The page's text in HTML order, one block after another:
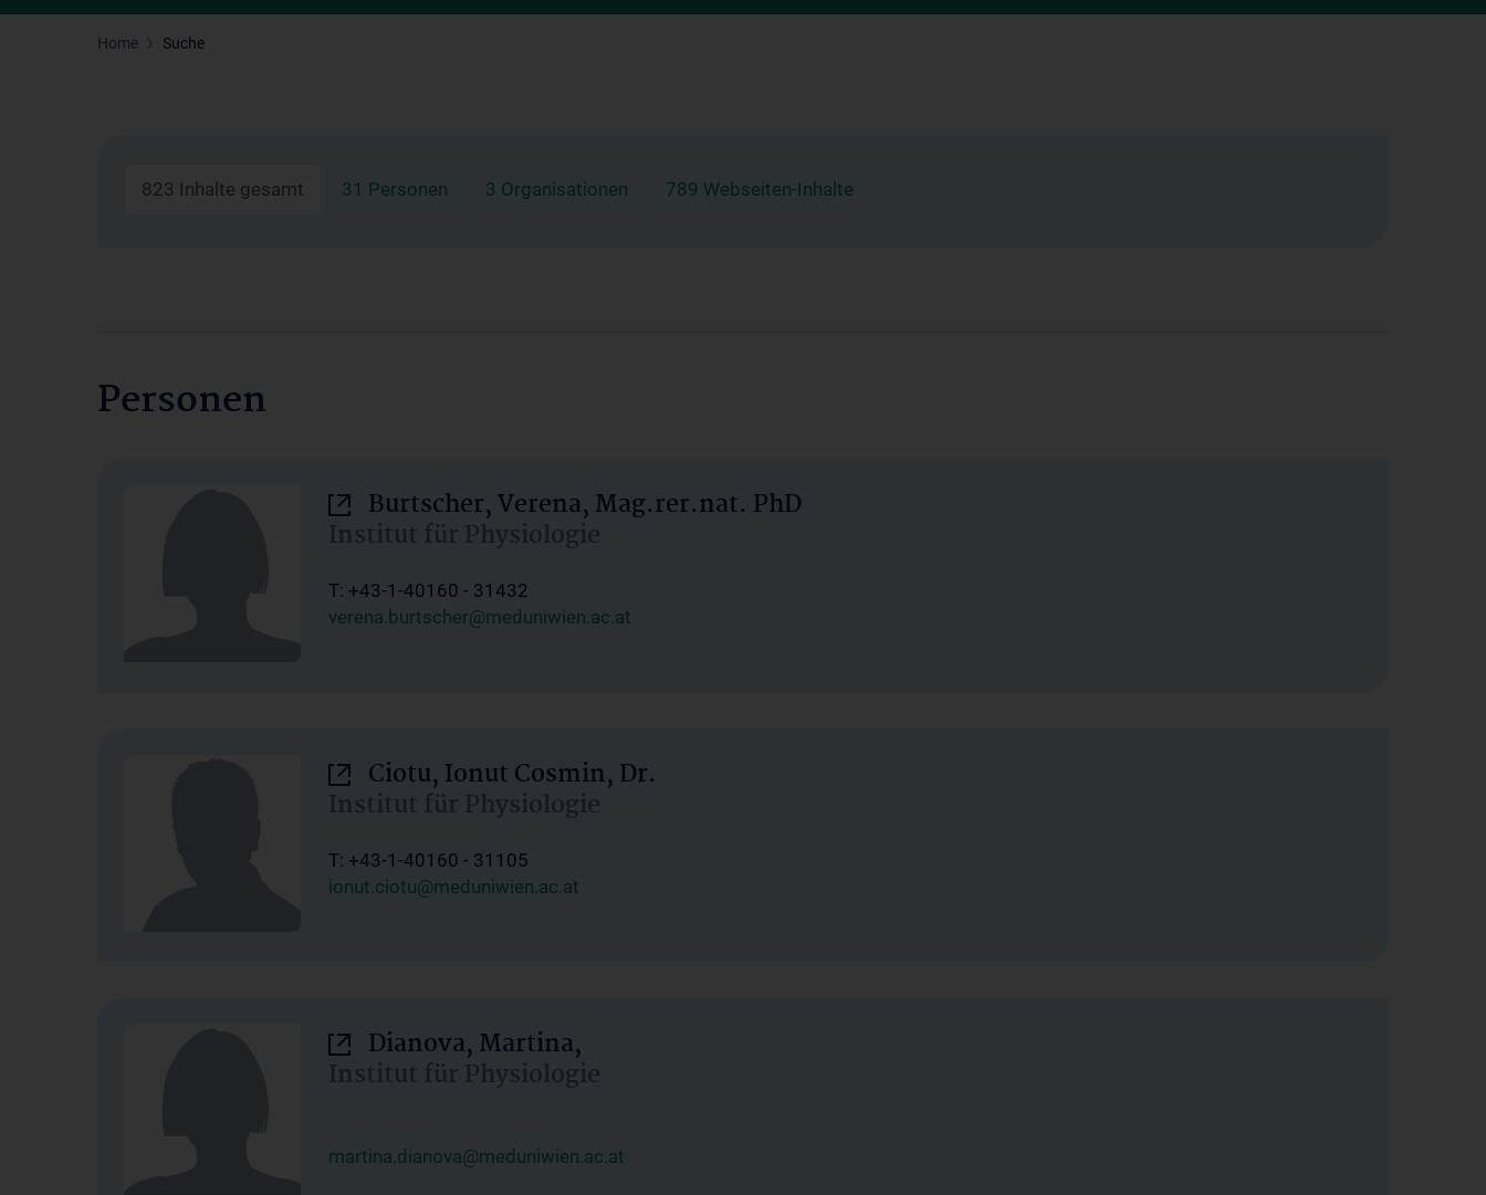
Home Suche
823 Inhalte gesamt 31 Personen 3 Organisationen 789 Webseiten-Inhalte
Personen
Burtscher, Verena, Mag.rer.nat. PhD
Institut für Physiologie
T: +43-1-40160 - 31432
verena.burtscher@meduniwien.ac.at
Ciotu, Ionut Cosmin, Dr.
Institut für Physiologie
T: +43-1-40160 - 31105
ionut.ciotu@meduniwien.ac.at
Dianova, Martina,
Institut für Physiologie
martina.dianova@meduniwien.ac.at